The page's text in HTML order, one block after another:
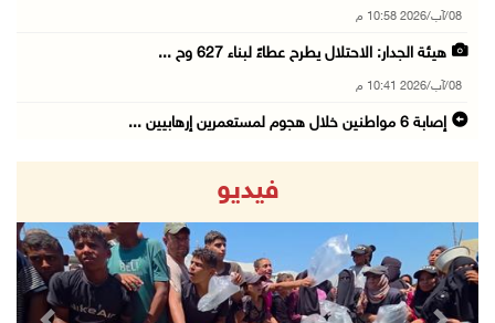
08/آب/2026 10:58 م
هيئة الجدار: الاحتلال يطرح عطاءً لبناء 627 وح ...
08/آب/2026 10:41 م
إصابة 6 مواطنين خلال هجوم لمستعمرين إرهابيين ...
الاحتلال يحتجز مواطنين من طمون ومخيم الفارعة
08/آب/2026 09:33 م
الاحتلال يقتحم قرية المغير شمال شرق رام الله
08/آب/2026 09:32 م
فيديو